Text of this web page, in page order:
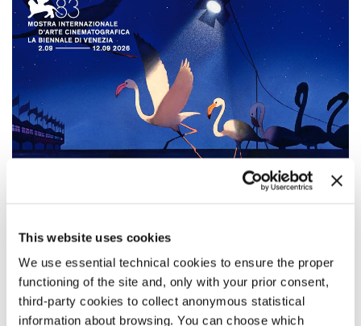
This website uses cookies
We use essential technical cookies to ensure the proper
functioning of the site and, only with your prior consent,
third-party cookies to collect anonymous statistical
information about browsing. You can choose which
TUTTI I FILM DELL’83. MOSTRA
La selezione ufficiale dell’83. Mostra Internazionale d’Arte
Cinematografica: sezione per sezione, tutti i titoli in programma.